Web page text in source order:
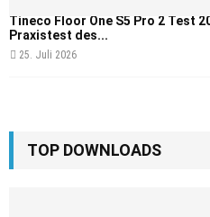
Tineco Floor One S5 Pro 2 Test
Praxistest des...
25. Juli 2026
TOP DOWNLOADS